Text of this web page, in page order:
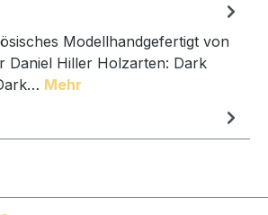
Modellhandgefertigt von
Daniel Hiller Holzarten: Dark
Mehr